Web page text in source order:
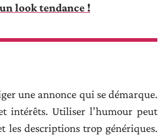
look tendance !
une annonce qui se démarque.
intérêts. Utiliser l’humour peut
les descriptions trop génériques.